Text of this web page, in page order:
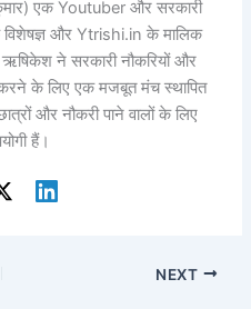
एक Youtuber और सरकारी
विशेषज्ञ और Ytrishi.in के मालिक
ने सरकारी नौकरियों और
के लिए एक मजबूत मंच स्थापित
और नौकरी पाने वालों के लिए
हैं।
NEXT